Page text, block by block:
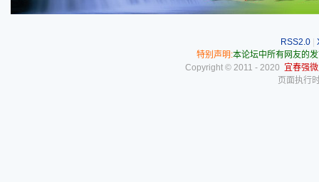
RSS2.0|
特别声明:本论坛中所有网友的
Copyright © 2011 - 2020 宜春强
页面执行